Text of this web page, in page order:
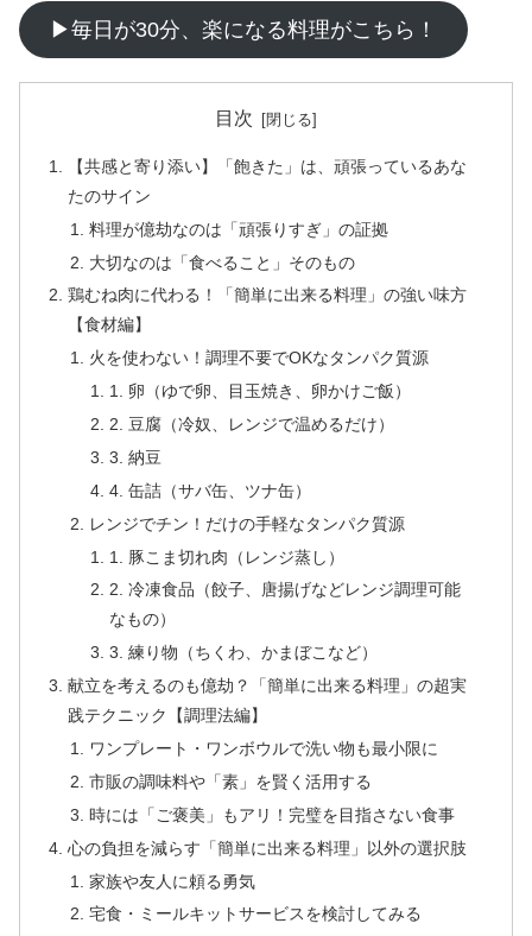
▶毎日が30分、楽になる料理がこちら！
目次
【共感と寄り添い】「飽きた」は、頑張っているあな
たのサイン
料理が億劫なのは「頑張りすぎ」の証拠
大切なのは「食べること」そのもの
鶏むね肉に代わる！「簡単に出来る料理」の強い味方
【食材編】
火を使わない！調理不要でOKなタンパク質源
1. 卵（ゆで卵、目玉焼き、卵かけご飯）
2. 豆腐（冷奴、レンジで温めるだけ）
3. 納豆
4. 缶詰（サバ缶、ツナ缶）
レンジでチン！だけの手軽なタンパク質源
1. 豚こま切れ肉（レンジ蒸し）
2. 冷凍食品（餃子、唐揚げなどレンジ調理可能
なもの）
3. 練り物（ちくわ、かまぼこなど）
献立を考えるのも億劫？「簡単に出来る料理」の超実
践テクニック【調理法編】
ワンプレート・ワンボウルで洗い物も最小限に
市販の調味料や「素」を賢く活用する
時には「ご褒美」もアリ！完璧を目指さない食事
心の負担を減らす「簡単に出来る料理」以外の選択肢
家族や友人に頼る勇気
宅食・ミールキットサービスを検討してみる